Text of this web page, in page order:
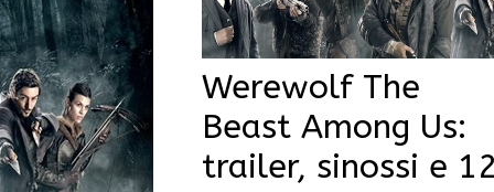
Werewolf The
Beast Among Us:
trailer, sinossi e